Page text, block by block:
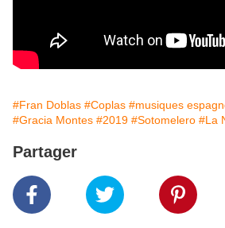
#Fran Doblas #Coplas #musiques
#Gracia Montes #2019 #Sotomelero #La
Partager